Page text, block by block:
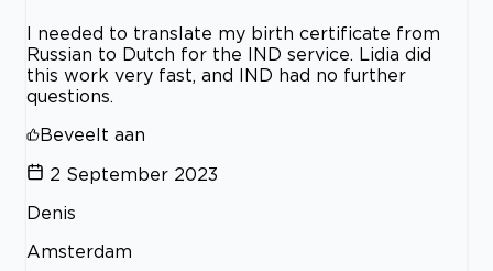
I needed to translate my birth certificate from
Russian to Dutch for the IND service. Lidia did
this work very fast, and IND had no further
questions.
Beveelt aan
2 September 2023
Denis
Amsterdam